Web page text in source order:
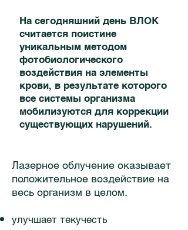
На сегодняшний день ВЛОК
считается поистине
уникальным методом
фотобиологического
воздействия на элементы
крови, в результате которого
все системы организма
мобилизуются для коррекции
существующих нарушений.
Лазерное облучение оказывает
положительное воздействие на
весь организм в целом.
улучшает текучесть